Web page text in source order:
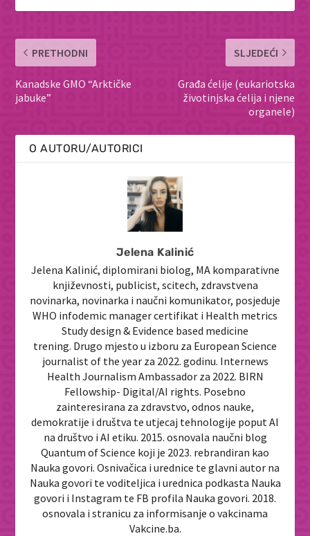
PRETHODNI
Kanadske GMO “Arktičke
jabuke”
SLJEDEĆI
Građa ćelije (eukariotska
životinjska ćelija i njene
organele)
O AUTORU/AUTORICI
Jelena Kalinić
Jelena Kalinić, diplomirani biolog, MA komparativne
književnosti, publicist, scitech, zdravstvena
novinarka, novinarka i naučni komunikator, posjeduje
WHO infodemic manager certifikat i Health metrics
Study design & Evidence based medicine
trening. Drugo mjesto u izboru za European Science
journalist of the year za 2022. godinu. Internews
Health Journalism Ambassador za 2022. BIRN
Fellowship- Digital/AI rights. Posebno
zainteresirana za zdravstvo, odnos nauke,
demokratije i društva te utjecaj tehnologije poput AI
na društvo i AI etiku. 2015. osnovala naučni blog
Quantum of Science koji je 2023. rebrandiran kao
Nauka govori. Osnivačica i urednice te glavni autor na
Nauka govori te voditeljica i urednica podkasta Nauka
govori i Instagram te FB profila Nauka govori. 2018.
osnovala i stranicu za informisanje o vakcinama
Vakcine.ba.